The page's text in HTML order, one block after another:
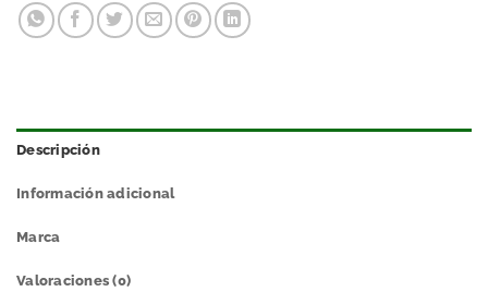
Descripción
Información adicional
Marca
Valoraciones (0)